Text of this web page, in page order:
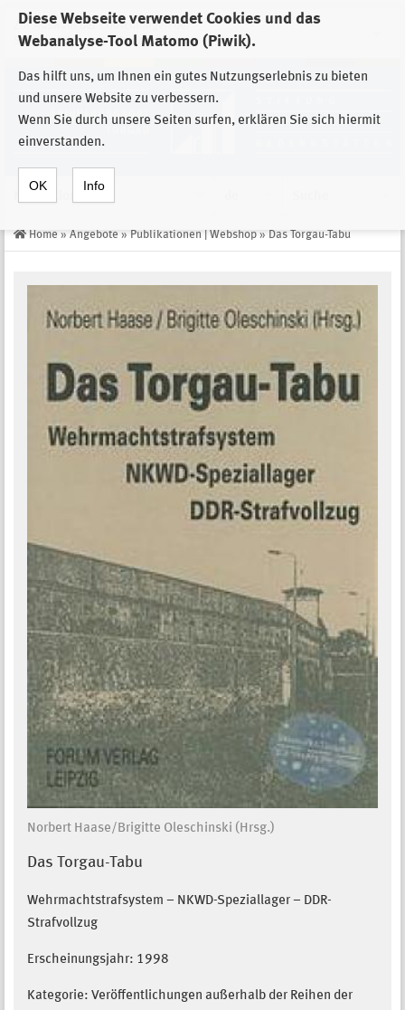
Diese Webseite verwendet Cookies und das
Webanalyse-Tool Matomo (Piwik).
Das hilft uns, um Ihnen ein gutes Nutzungserlebnis zu bieten
und unsere Website zu verbessern.
Wenn Sie durch unsere Seiten surfen, erklären Sie sich hiermit
einverstanden.
OK Info
Zur Auswahl der Einrichtungen der
Stiftung Sächsische Gedenkstätten
Home » Angebote » Publikationen | Webshop » Das Torgau-Tabu
Norbert Haase/Brigitte Oleschinski (Hrsg.)
Das Torgau-Tabu
Wehrmachtstrafsystem – NKWD-Speziallager – DDR-
Strafvollzug
Erscheinungsjahr: 1998
Kategorie: Veröffentlichungen außerhalb der Reihen der